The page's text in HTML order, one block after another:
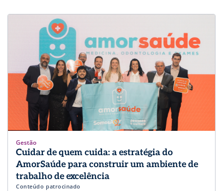
Gestão
Cuidar de quem cuida: a estratégia do
AmorSaúde para construir um ambiente de
trabalho de excelência
Conteúdo patrocinado